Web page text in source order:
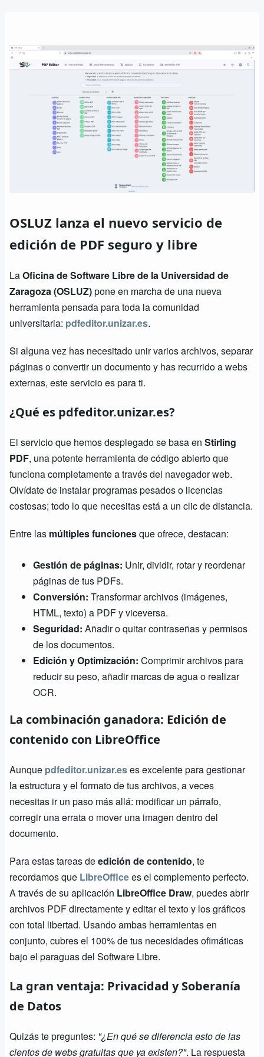
ayuda
navegación
OSLUZ lanza el nuevo servicio de
edición de PDF seguro y libre
LaOficina de Software Libre de la Universidad de
Zaragoza (OSLUZ)pone en marcha de una nueva
herramienta pensada para toda la comunidad
universitaria: pdfeditor.unizar.es.
Si alguna vez has necesitado unir varios archivos, separar
páginas o convertir un documento y has recurrido a webs
externas, este servicio es para ti.
¿Qué es pdfeditor.unizar.es?
El servicio que hemos desplegado se basa en Stirling
PDF, una potente herramienta de código abierto que
funciona completamente a través del navegador web.
Olvídate de instalar programas pesados o licencias
costosas; todo lo que necesitas está a un clic de distancia.
Entre las múltiples funcionesque ofrece, destacan:
Gestión de páginas: Unir, dividir, rotar y reordenar
páginas de tus PDFs.
Conversión: Transformar archivos (imágenes,
HTML, texto) a PDF y viceversa.
Seguridad: Añadir o quitar contraseñas y permisos
de los documentos.
Edición y Optimización: Comprimir archivos para
reducir su peso, añadir marcas de agua o realizar
OCR.
La combinación ganadora: Edición de
contenido con LibreOffice
Aunque pdfeditor.unizar.eses excelente para gestionar
la estructura y el formato de tus archivos, a veces
necesitas ir un paso más allá: modificar un párrafo,
corregir una errata o mover una imagen dentro del
documento.
Para estas tareas deedición de contenido, te
recordamos que LibreOfficees el complemento perfecto.
A través de su aplicación LibreOffice Draw, puedes abrir
archivos PDF directamente y editar el texto y los gráficos
con total libertad. Usando ambas herramientas en
conjunto, cubres el 100% de tus necesidades ofimáticas
bajo el paraguas del Software Libre.
La gran ventaja: Privacidad y Soberanía
de Datos
Quizás te preguntes: "¿En qué se diferencia esto de las
cientos de webs gratuitas que ya existen?". La respuesta